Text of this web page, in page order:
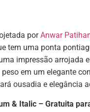
porAnwar
tem uma ponta
impressão arrojada
peso em um elegante
ousadia e elegância
& Italic – Gratuita